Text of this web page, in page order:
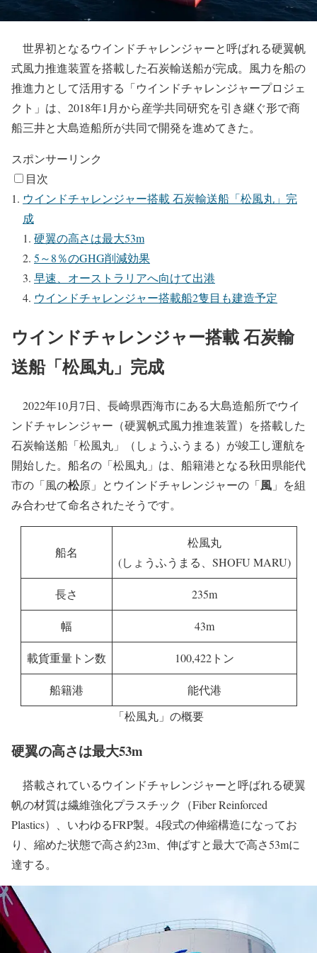
世界初となるウインドチャレンジャーと呼ばれる硬翼帆
式風力推進装置を搭載した石炭輸送船が完成。風力を船の
推進力として活用する「ウインドチャレンジャープロジェ
クト」は、2018年1月から産学共同研究を引き継ぐ形で商
船三井と大島造船所が共同で開発を進めてきた。
スポンサーリンク
目次
ウインドチャレンジャー搭載 石炭輸送船「松風丸」完
硬翼の高さは最大53m
早速、オーストラリアへ向けて出港
ウインドチャレンジャー搭載 石炭輸
送船「松風丸」完成
2022年10月7日、長崎県西海市にある大島造船所でウイ
石炭輸送船「松風丸」（しょうふうまる）が竣工し運航を
開始した。船名の「松風丸」は、船籍港となる秋田県能代
市の「風の松原」とウインドチャレンジャーの「風」を組
み合わせて命名されたそうです。
船名
(しょうふうまる、SHOFU MARU)
長さ 235m
43m
載貨重量トン数
船籍港
能代港
「松風丸」の概要
硬翼の高さは最大53m
帆の材質は繊維強化プラスチック（Fiber Reinforced
Plastics）、いわゆるFRP製。4段式の伸縮構造になってお
り、縮めた状態で高さ約23m、伸ばすと最大で高さ53mに